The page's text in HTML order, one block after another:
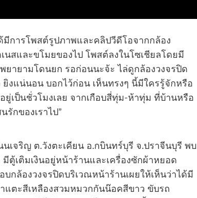
มีการโพสต์รูปภาพและคลิปวีดีโอจากกล้อง
สและขโมยของไป โพสต์ลงในโซเชียลโดยมี
ายามโดนยก รอก่อนนะจ้ะ ไล่ดูกล้องวงจรปิด
งแน่นอน บอกไว้ก่อน เห็นทรงๆ นี้มีใครรู้จักหรือ
เป็นชั่วโมงเลย จากเกือบสี่ทุ่ม-ห้าทุ่ม ที่บ้านหรือ
กของเราไป”
เจริญ ต.วังตะเคียน อ.กบินทร์บุรี จ.ปราจีนบุรี พบ
ตู้เติมเงินอยู่หน้าร้านและเครื่องซักผ้าหยอด
กล้องวงจรปิดบริเวณหน้าร้านเผยให้เห็นว่าได้มี
แตะสีเหลืองสวมหมวกกันน๊อคสีขาว ขับรถ